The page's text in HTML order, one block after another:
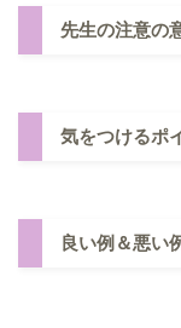
先生の注意の
気をつけるポ
良い例＆悪い